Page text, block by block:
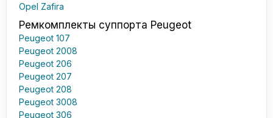
Opel Zafira
Ремкомплекты суппорта Peugeot
Peugeot 107
Peugeot 2008
Peugeot 206
Peugeot 207
Peugeot 208
Peugeot 3008
Peugeot 306